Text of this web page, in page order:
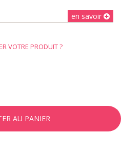
en savoir
AU PANIER